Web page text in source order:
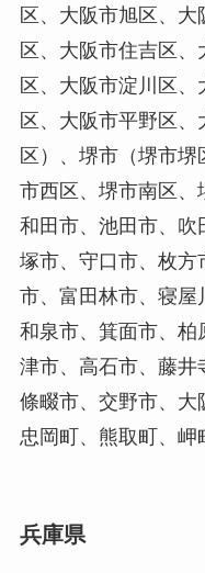
区、大阪市旭区、
区、大阪市住吉区
区、大阪市淀川区
区、大阪市平野区
区）、堺市（堺市
市西区、堺市南区、
和田市、池田市、吹
塚市、守口市、枚方
市、富田林市、寝屋
和泉市、箕面市、柏
津市、高石市、藤井
條畷市、交野市、大
忠岡町、熊取町、岬
兵庫県